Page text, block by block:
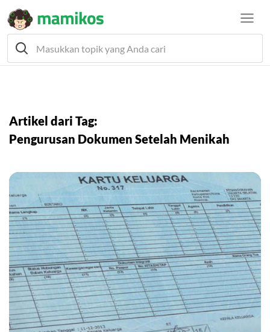
Artikel dari Tag:
Pengurusan Dokumen Setelah Menikah